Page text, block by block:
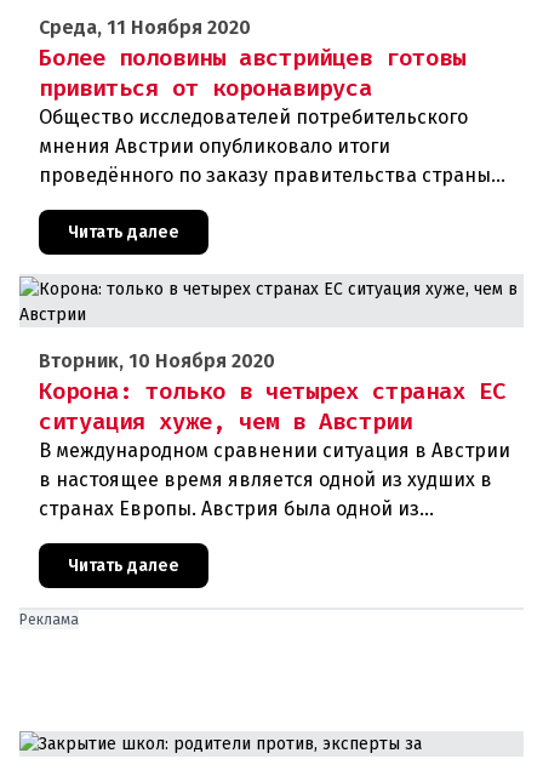
Среда, 11 Ноября 2020
Более половины австрийцев готовы
привиться от коронавируса
Общество исследователей потребительского
мнения Австрии опубликовало итоги
проведённого по заказу правительства страны
соцопроса. В соответствии с ним около 54
процентов граждан республики хотят добро
Читать далее
Вторник, 10 Ноября 2020
Корона: только в четырех странах ЕС
ситуация хуже, чем в Австрии
В международном сравнении ситуация в Австрии
в настоящее время является одной из худших в
странах Европы. Австрия была одной из
образцовых стран во время первой волны
короны, но сейчас сильно отстает
Читать далее
Реклама